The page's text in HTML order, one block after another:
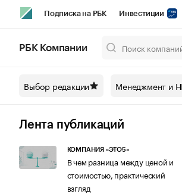
Подписка на РБК Инвестиции
Спецпроекты СПб Конференции
Технологии и медиа
РБК Компании
Выбор редакции Менеджмент и
Лента публикаций
КОМПАНИЯ «ЭТО5»
В чем разница между ценой и
стоимостью, практический
взгляд